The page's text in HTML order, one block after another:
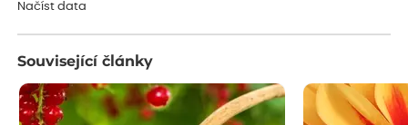
Načíst data
Související články